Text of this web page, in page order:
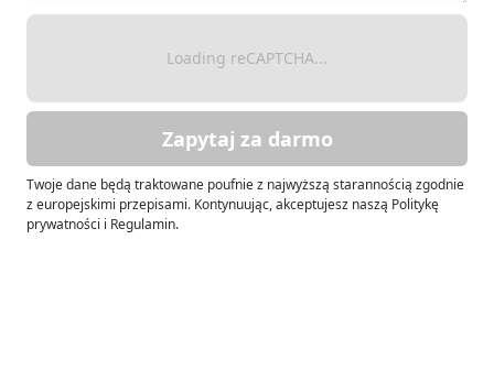
Loading reCAPTCHA...
Zapytaj za darmo
Twoje dane będą traktowane poufnie z najwyższą starannością zgodnie
z europejskimi przepisami. Kontynuując, akceptujesz naszą Politykę
prywatności i Regulamin.